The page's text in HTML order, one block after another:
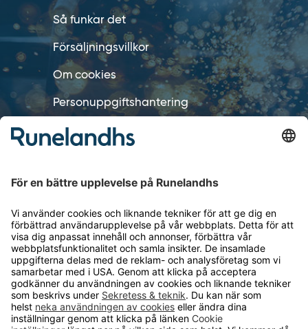
Så funkar det
Försäljningsvillkor
Om cookies
Personuppgiftshantering
Cookie inställningar
OM RUNELANDHS
Köpvillkor
Därför ska du välja oss
Lediga jobb
Kvalitets- och miljöpolicy